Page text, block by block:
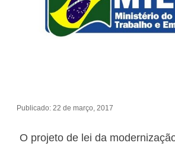
Publicado: 22 de março, 2017
O projeto de lei da